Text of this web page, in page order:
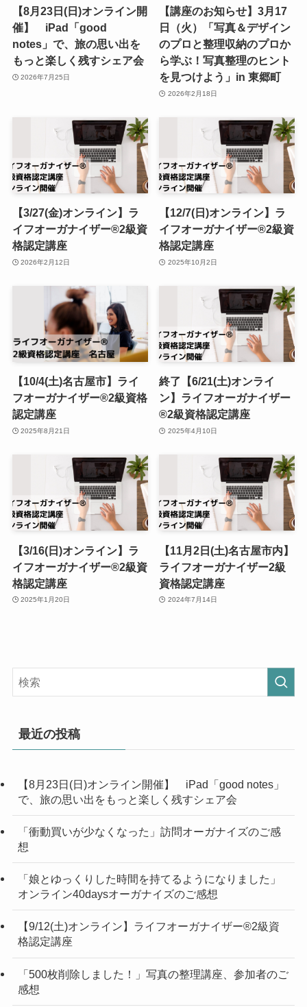
【8月23日(日)オンライン開
催】 iPad「good
notes」で、旅の思い出を
もっと楽しく残すシェア会
2026年7月25日
【講座のお知らせ】3月17
日（火）「写真＆デザイン
のプロと整理収納のプロか
ら学ぶ！写真整理のヒント
を見つけよう」in 東郷町
2026年2月18日
【3/27(金)オンライン】ラ
イフオーガナイザー®︎2級資
格認定講座
2026年2月12日
【12/7(日)オンライン】ラ
イフオーガナイザー®︎2級資
格認定講座
2025年10月2日
【10/4(土)名古屋市】ライ
フオーガナイザー®︎2級資格
認定講座
2025年8月21日
終了【6/21(土)オンライ
ン】ライフオーガナイザー
®︎2級資格認定講座
2025年4月10日
【3/16(日)オンライン】ラ
イフオーガナイザー®︎2級資
格認定講座
2025年1月20日
【11月2日(土)名古屋市内】
ライフオーガナイザー2級
資格認定講座
2024年7月14日
最近の投稿
【8月23日(日)オンライン開催】 iPad「good notes」
で、旅の思い出をもっと楽しく残すシェア会
「衝動買いが少なくなった」訪問オーガナイズのご感
想
「娘とゆっくりした時間を持てるようになりました」
オンライン40daysオーガナイズのご感想
【9/12(土)オンライン】ライフオーガナイザー®︎2級資
格認定講座
「500枚削除しました！」写真の整理講座、参加者のご
感想